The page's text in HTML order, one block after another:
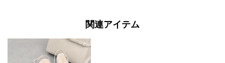
関連アイテム